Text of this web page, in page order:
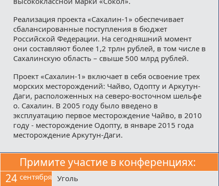
Реализация проекта «Сахалин-1» обеспечивает
сбалансированные поступления в бюджет
Российской Федерации. На сегодняшний момент
они составляют более 1,2 трлн рублей, в том числе в
Сахалинскую область – свыше 500 млрд рублей.
Проект «Сахалин-1» включает в себя освоение трех
морских месторождений: Чайво, Одопту и Аркутун-
Даги, расположенных на северо-восточном шельфе
о. Сахалин. В 2005 году было введено в
эксплуатацию первое месторождение Чайво, в 2010
году - месторождение Одопту, в январе 2015 года
месторождение Аркутун-Даги.
Примите участие в конференциях:
24 сентября Уголь